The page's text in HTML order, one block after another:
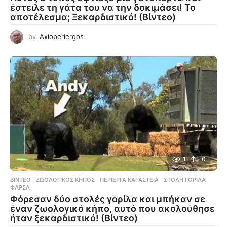
έστειλε τη γάτα του να την δοκιμάσει! Το
αποτέλεσμα; Ξεκαρδιστικό! (Βίντεο)
by Axioperiergos
1 0
ΒΊΝΤΕΟ ΖΩΟΛΟΓΙΚΌΣ ΚΉΠΟΣ ,ΠΕΡΊΕΡΓΑ ΚΑΙ ΑΣΤΕΊΑ ,ΣΤΟΛΉ ΓΟΡΊΛΑ
ΦΆΡΣΑ
Φόρεσαν δύο στολές γορίλα και μπήκαν σε
έναν ζωολογικό κήπο, αυτό που ακολούθησε
ήταν ξεκαρδιστικό! (Βίντεο)